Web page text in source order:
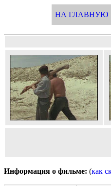
НА ГЛАВНУЮ
Информация о фильме: (как